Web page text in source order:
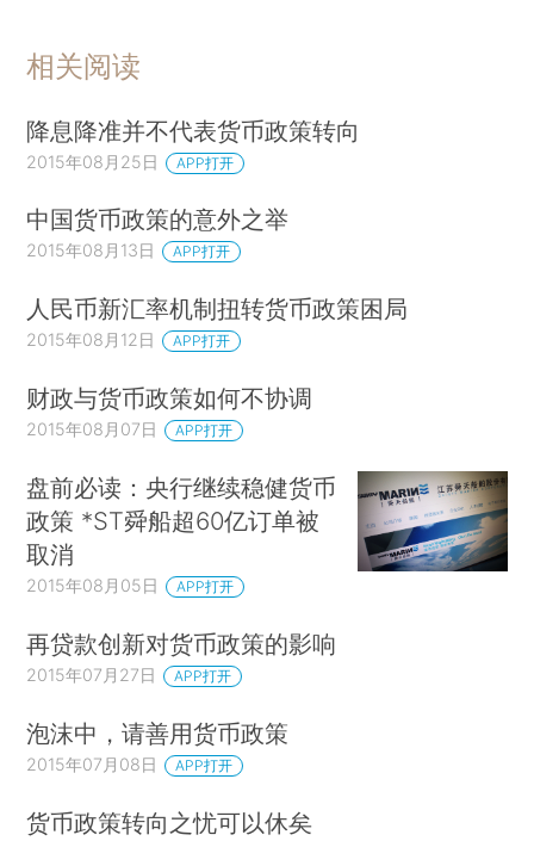
相关阅读
降息降准并不代表货币政策转向
2015年08月25日 APP打开
中国货币政策的意外之举
2015年08月13日 APP打开
人民币新汇率机制扭转货币政策困局
2015年08月12日 APP打开
财政与货币政策如何不协调
2015年08月07日 APP打开
盘前必读：央行继续稳健货币
政策 *ST舜船超60亿订单被
取消
2015年08月05日 APP打开
再贷款创新对货币政策的影响
2015年07月27日 APP打开
泡沫中，请善用货币政策
2015年07月08日 APP打开
货币政策转向之忧可以休矣